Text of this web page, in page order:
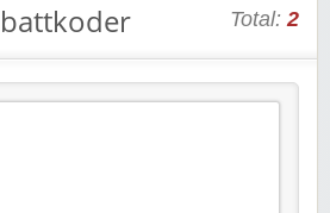
Total:2